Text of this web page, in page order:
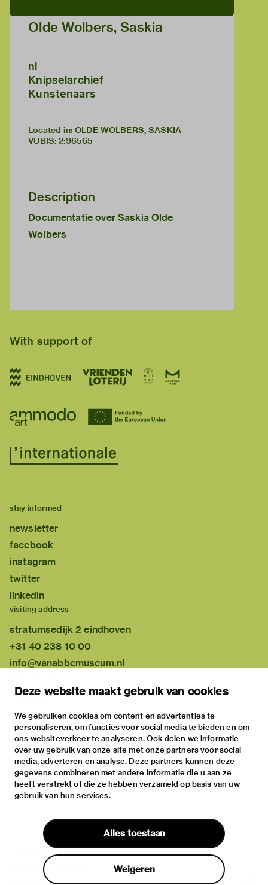
Deze website maakt gebruik van cookies
We gebruiken cookies om content en advertenties te
personaliseren, om functies voor social media te bieden en om
ons websiteverkeer te analyseren. Ook delen we informatie
over uw gebruik van onze site met onze partners voor social
media, adverteren en analyse. Deze partners kunnen deze
gegevens combineren met andere informatie die u aan ze
heeft verstrekt of die ze hebben verzameld op basis van uw
gebruik van hun services.
Alles toestaan
Weigeren
Olde Wolbers, Saskia
nl
Knipselarchief
Kunstenaars
Located in: OLDE WOLBERS, SASKIA
VUBIS: 2:96565
Description
Documentatie over Saskia Olde
Wolbers
With support of
stay informed
newsletter
facebook
instagram
twitter
linkedin
visiting address
stratumsedijk 2 eindhoven
+31 40 238 10 00
info@vanabbemuseum.nl
exhibitions
activities
practical information
about
the museum
the collection
foundations & partners
contact
house rules
privacy & cookies